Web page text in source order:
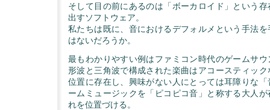
そして目の前にあるのは「ボーカロイド」という
出すソフトウェア。
私たちは既に、音におけるデフォルメという手法
はないだろうか。
最もわかりやすい例はファミコン時代のゲームサ
形波と三角波で構成された楽曲はアコースティッ
位置に存在し、興味がない人にとっては耳障りな
ームミュージックを「ピコピコ音」と称する大人
れを位置づける。